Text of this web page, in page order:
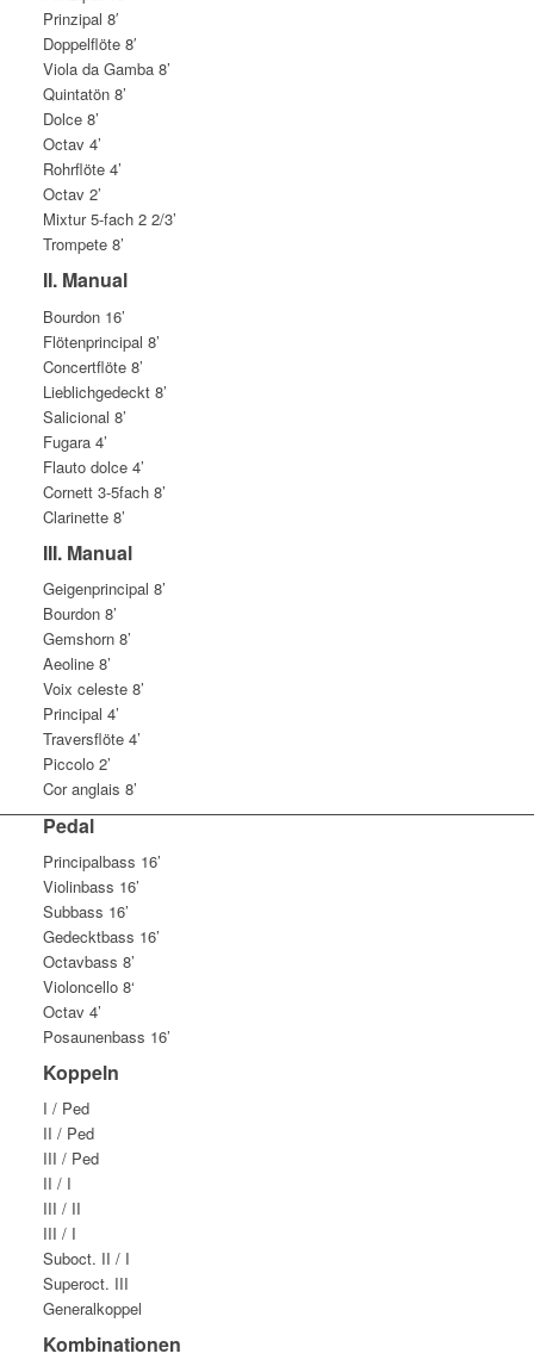
Prinzipal 8′
Doppelflöte 8′
Viola da Gamba 8’
Quintatön 8’
Dolce 8’
Octav 4’
Rohrflöte 4’
Octav 2’
Mixtur 5-fach 2 2/3’
Trompete 8’
II. Manual
Bourdon 16’
Flötenprincipal 8’
Concertflöte 8’
Lieblichgedeckt 8’
Salicional 8’
Fugara 4’
Flauto dolce 4’
Cornett 3-5fach 8’
Clarinette 8’
III. Manual
Geigenprincipal 8’
Bourdon 8’
Gemshorn 8’
Aeoline 8’
Voix celeste 8’
Principal 4’
Traversflöte 4’
Piccolo 2’
Cor anglais 8’
Pedal
Principalbass 16’
Violinbass 16’
Subbass 16’
Gedecktbass 16’
Octavbass 8’
Violoncello 8‘
Octav 4’
Posaunenbass 16’
Koppeln
I / Ped
II / Ped
III / Ped
II / I
III / II
III / I
Suboct. II / I
Superoct. III
Generalkoppel
Kombinationen